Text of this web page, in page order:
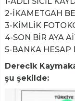
2-İKAMETGAH
3-KİMLİK
4-SON BİR AYA
5-BANKA HESAP
Derecik
şu şekilde: